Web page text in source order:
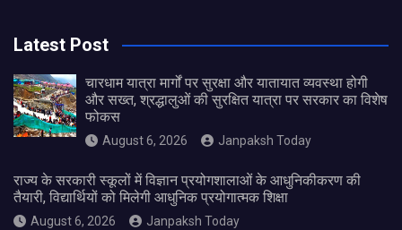
Latest Post
चारधाम यात्रा मार्गों पर सुरक्षा और यातायात व्यवस्था होगी
और सख्त, श्रद्धालुओं की सुरक्षित यात्रा पर सरकार का विशेष
फोकस
August 6, 2026 Janpaksh Today
राज्य के सरकारी स्कूलों में विज्ञान प्रयोगशालाओं के आधुनिकीकरण की
तैयारी, विद्यार्थियों को मिलेगी आधुनिक प्रयोगात्मक शिक्षा
August 6, 2026 Janpaksh Today